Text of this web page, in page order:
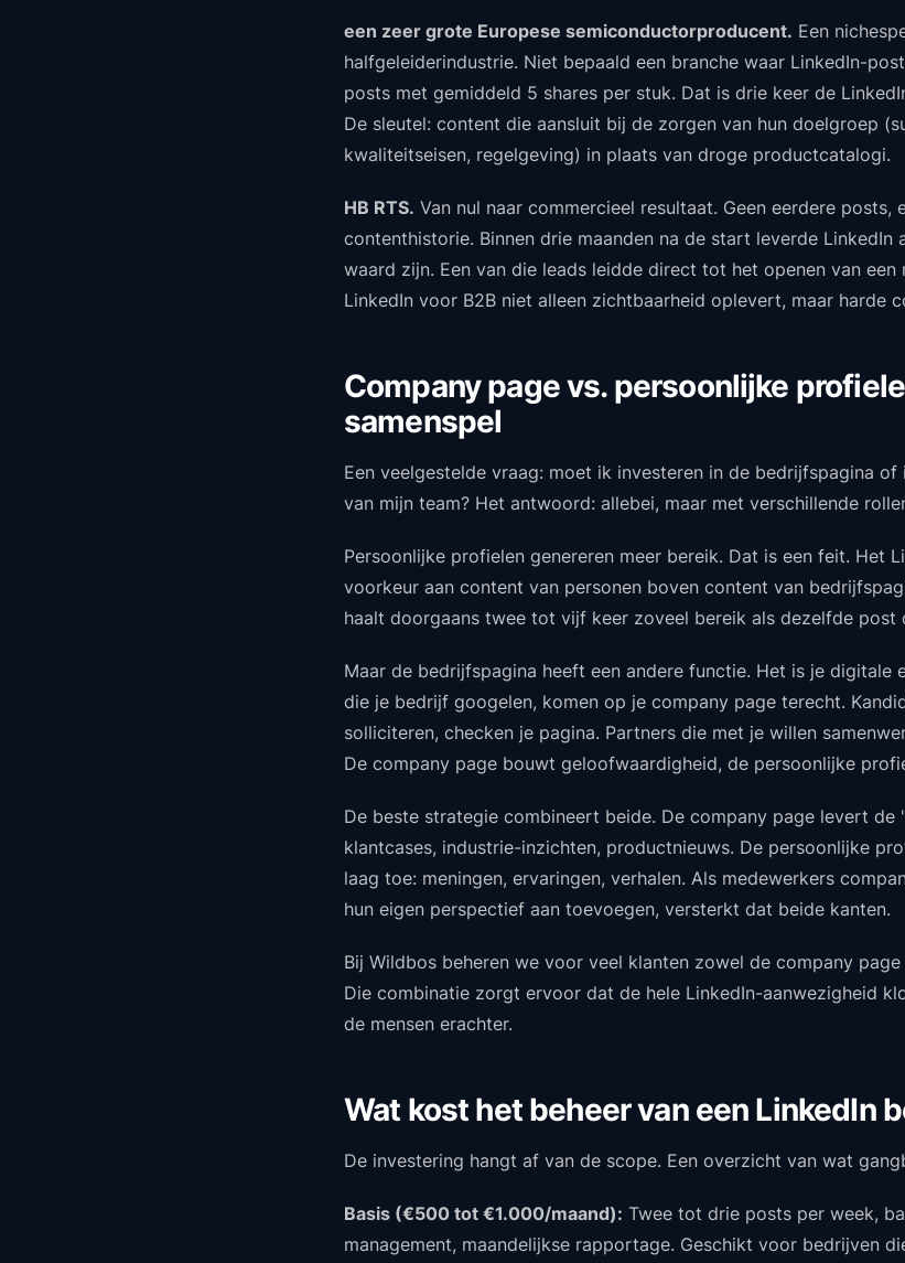
een zeer grote Europese semiconductorproducent. Een
halfgeleiderindustrie. Niet bepaald een branche waar LinkedIn-
posts met gemiddeld 5 shares per stuk. Dat is drie keer de
De sleutel: content die aansluit bij de zorgen van hun doelgroep
kwaliteitseisen, regelgeving) in plaats van droge productcatalogi.
HB RTS. Van nul naar commercieel resultaat. Geen eerdere posts,
contenthistorie. Binnen drie maanden na de start leverde LinkedIn
waard zijn. Een van die leads leidde direct tot het openen van een
LinkedIn voor B2B niet alleen zichtbaarheid oplevert, maar harde
Company page vs. persoonlijke
samenspel
Een veelgestelde vraag: moet ik investeren in de bedrijfspagina
van mijn team? Het antwoord: allebei, maar met verschillende
Persoonlijke profielen genereren meer bereik. Dat is een feit. Het
voorkeur aan content van personen boven content van
haalt doorgaans twee tot vijf keer zoveel bereik als dezelfde post
Maar de bedrijfspagina heeft een andere functie. Het is je digitale
die je bedrijf googelen, komen op je company page terecht.
solliciteren, checken je pagina. Partners die met je willen
De company page bouwt geloofwaardigheid, de persoonlijke
De beste strategie combineert beide. De company page levert de
klantcases, industrie-inzichten, productnieuws. De persoonlijke
laag toe: meningen, ervaringen, verhalen. Als medewerkers
hun eigen perspectief aan toevoegen, versterkt dat beide kanten.
Bij Wildbos beheren we voor veel klanten zowel de company
Die combinatie zorgt ervoor dat de hele LinkedIn-aanwezigheid
de mensen erachter.
Wat kost het beheer van een LinkedIn
De investering hangt af van de scope. Een overzicht van wat
Basis (€500 tot €1.000/maand): Twee tot drie posts per week,
management, maandelijkse rapportage. Geschikt voor bedrijven